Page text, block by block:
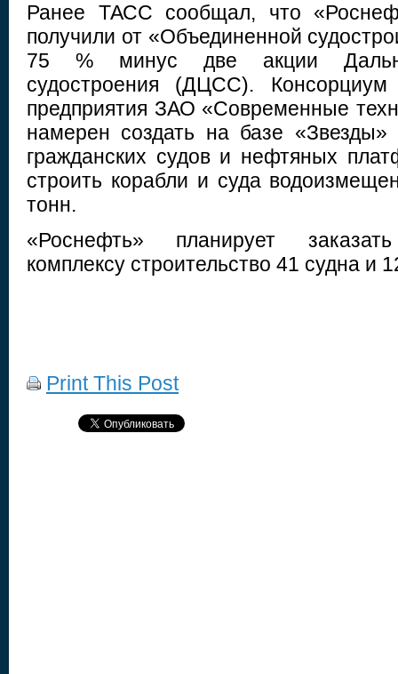
Ранее ТАСС сообщал, что
получили от «Объединенной
75 % минус две акции
судостроения (ДЦСС).
предприятия ЗАО «Современные
намерен создать на базе
гражданских судов и нефтяных
строить корабли и суда
тонн.
«Роснефть» планирует заказать
комплексу строительство 41 судна и
Print This Post